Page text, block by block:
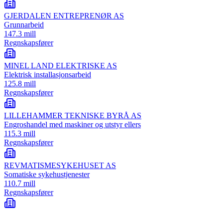
GJERDALEN ENTREPRENØR AS
Grunnarbeid
147.3 mill
Regnskapsfører
MINEL LAND ELEKTRISKE AS
Elektrisk installasjonsarbeid
125.8 mill
Regnskapsfører
LILLEHAMMER TEKNISKE BYRÅ AS
Engroshandel med maskiner og utstyr ellers
115.3 mill
Regnskapsfører
REVMATISMESYKEHUSET AS
Somatiske sykehustjenester
110.7 mill
Regnskapsfører